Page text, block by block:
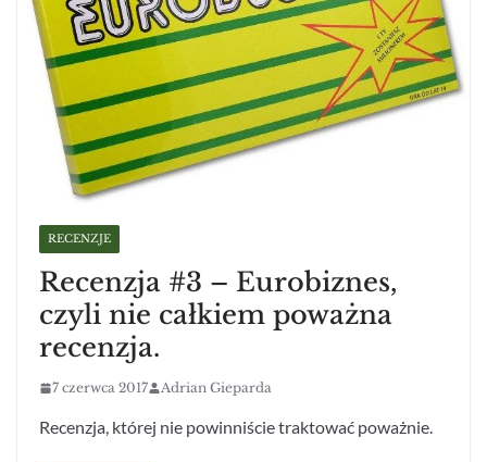
RECENZJE
Recenzja #3 – Eurobiznes,
czyli nie całkiem poważna
recenzja.
7 czerwca 2017 Adrian Gieparda
Recenzja, której nie powinniście traktować poważnie.